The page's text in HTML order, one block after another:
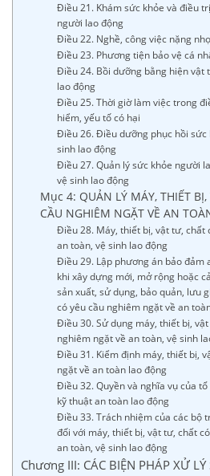
Điều 21. Khám sức khỏe và điều
người lao động
Điều 22. Nghề, công việc nặng
Điều 23. Phương tiện bảo vệ cá
Điều 24. Bồi dưỡng bằng hiện vật
lao động
Điều 25. Thời giờ làm việc trong
hiểm, yếu tố có hại
Điều 26. Điều dưỡng phục hồi sức
sinh lao động
Điều 27. Quản lý sức khỏe người
vệ sinh lao động
Mục 4: QUẢN LÝ MÁY, THIẾT BỊ,
CẦU NGHIÊM NGẶT VỀ AN
Điều 28. Máy, thiết bị, vật tư, chất
an toàn, vệ sinh lao động
Điều 29. Lập phương án bảo đảm
khi xây dựng mới, mở rộng hoặc
sản xuất, sử dụng, bảo quản, lưu
có yêu cầu nghiêm ngặt về an
Điều 30. Sử dụng máy, thiết bị,
nghiêm ngặt về an toàn, vệ sinh
Điều 31. Kiểm định máy, thiết bị,
ngặt về an toàn lao động
Điều 32. Quyền và nghĩa vụ của
kỹ thuật an toàn lao động
Điều 33. Trách nhiệm của các bộ
đối với máy, thiết bị, vật tư, chất
an toàn, vệ sinh lao động
Chương III: CÁC BIỆN PHÁP XỬ LÝ